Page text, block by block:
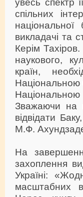
спільних
національної
викладачі та
Керім
наукового,
країн,
Національною
Зважаючи на
відвідати
М.Ф. Ахундзаде
На
захоплення
Україні:
масштабних